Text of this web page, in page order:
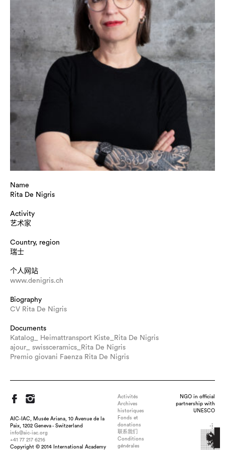
Title : "ich werde kalt-kalt werde ich", dimension : per single
Name
Rita De Nigris
Activity
艺术家
Country, region
瑞士
个人网站
www.denigris.ch
Biography
CV Rita De Nigris
Documents
Katalog_ Heimattransport Kiste_Rita De Nigris
ajour_ swissceramics_Rita De Nigris
Premio giovani Faenza Rita De Nigris
AIC-IAC, Musée Ariana, 10 Avenue de la
Paix, 1202 Geneva - Switzerland
info@aic-iac.org
+41 77 217 6216
Copyright © 2014 International Academy
Activités
Archives
historiques
Fonds et
donations
联系我们
Conditions
générales
NGO in official
partnership with
UNESCO